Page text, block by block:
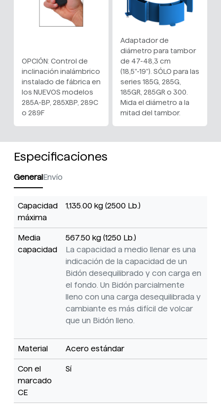
OPCIÓN: Control de
inclinación inalámbrico
instalado de fábrica en
los NUEVOS modelos
285A-BP, 285XBP, 289C
o 289F
Adaptador de
diámetro para tambor
de 47-48,3 cm
(18,5"-19"). SÓLO para las
series 185G, 285G,
185GR, 285GR o 300.
Mida el diámetro a la
mitad del tambor.
Especificaciones
GeneralEnvío
Capacidad
máxima
1,135.00 kg (2500 Lb.)
Media
capacidad
567.50 kg (1250 Lb.)
La capacidad a medio llenar es una
indicación de la capacidad de un
Bidón desequilibrado y con carga en
el fondo. Un Bidón parcialmente
lleno con una carga desequilibrada y
cambiante es más difícil de volcar
que un Bidón lleno.
Material Acero estándar
Con el
marcado
CE
Sí